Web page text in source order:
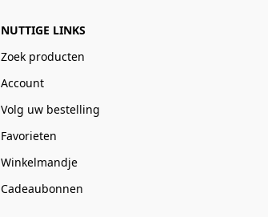
NUTTIGE LINKS
Zoek producten
Account
Volg uw bestelling
Favorieten
Winkelmandje
Cadeaubonnen